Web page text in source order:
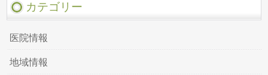
カテゴリー
医院情報
地域情報